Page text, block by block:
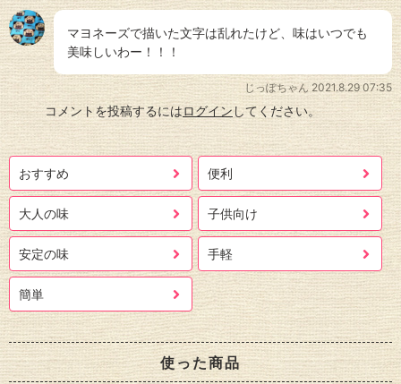
マヨネーズで描いた文字は乱れたけど、味はいつでも
美味しいわー！！！
じっぽちゃん 2021.8.29 07:35
コメントを投稿するにはログインしてください。
おすすめ 便利
大人の味 子供向け
安定の味 手軽
簡単
使った商品